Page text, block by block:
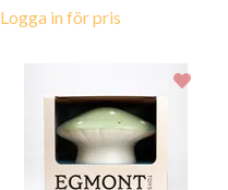
Logga in för pris